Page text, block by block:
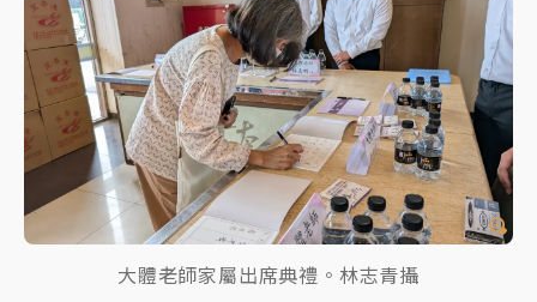
大體老師家屬出席典禮。林志青攝